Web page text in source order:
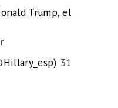
Trump, el
31